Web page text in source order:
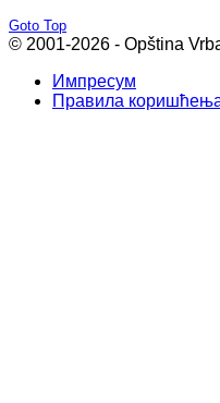
Goto Top
© 2001-2026 - Opština
Импресум
Правила